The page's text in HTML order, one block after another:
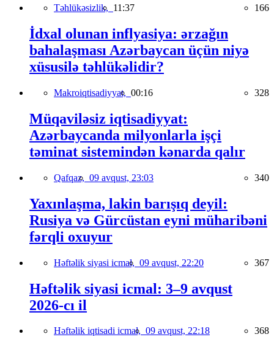
Təhlükəsizlik, 11:37 166
İdxal olunan inflyasiya: ərzağın
bahalaşması Azərbaycan üçün niyə
xüsusilə təhlükəlidir?
Makroiqtisadiyyat, 00:16 328
Müqaviləsiz iqtisadiyyat:
Azərbaycanda milyonlarla işçi
təminat sistemindən kənarda qalır
Qafqaz, 09 avqust, 23:03 340
Yaxınlaşma, lakin barışıq deyil:
Rusiya və Gürcüstan eyni müharibəni
fərqli oxuyur
Həftəlik siyasi icmal, 09 avqust, 22:20 367
Həftəlik siyasi icmal: 3–9 avqust
2026-cı il
Həftəlik iqtisadi icmal, 09 avqust, 22:18 368